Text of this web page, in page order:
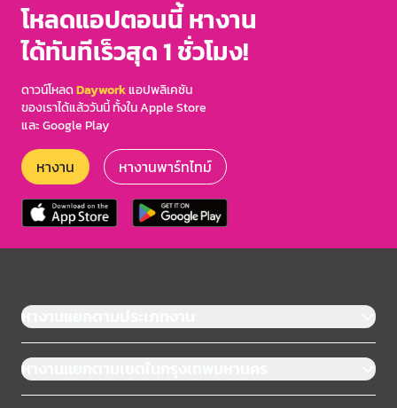
โหลดแอปตอนนี้ หางาน
ได้ทันทีเร็วสุด 1 ชั่วโมง!
ดาวน์โหลดDayworkแอปพลิเคชัน
ของเราได้แล้ววันนี้ ทั้งใน Apple Store
และ Google Play
หางาน หางานพาร์ทไทม์
หางานแยกตามประเภทงาน
หางานแยกตามเขตในกรุงเทพมหานคร